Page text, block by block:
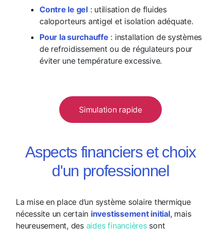
Contre le gel: utilisation de fluides
caloporteurs antigel et isolation adéquate.
Pour la surchauffe : installation de systèmes
de refroidissement ou de régulateurs pour
éviter une température excessive.
Simulation rapide
Aspects financiers et choix
d'un professionnel
La mise en place d’un système solaire thermique
nécessite un certain investissement initial, mais
heureusement, des aides financièressont